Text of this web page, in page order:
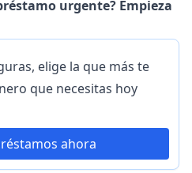
urgente? Empieza
elige la que más te
que necesitas hoy
ahora